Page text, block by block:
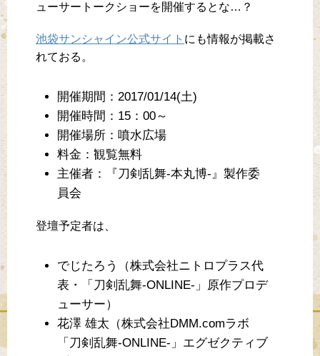
ューサートークショーを開催するとな…？
池袋サンシャイン公式サイト にも情報が掲載さ
れておる。
開催期間：2017/01/14(土)
開催時間：15：00～
開催場所：噴水広場
料金：観覧無料
主催者：『刀剣乱舞-本丸博-』製作委
員会
登壇予定者は、
でじたろう（株式会社ニトロプラス代
表・「刀剣乱舞-ONLINE-」原作プロデ
ューサー）
花澤 雄太（株式会社DMM.comラボ
「刀剣乱舞-ONLINE-」エグゼクティブ